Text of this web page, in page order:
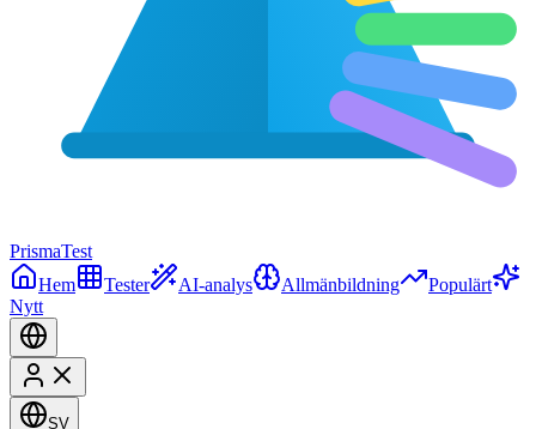
PrismaTest
Hem
Tester AI-analys Allmänbildning
Populärt
Nytt
SV